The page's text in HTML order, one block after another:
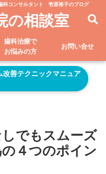
科コンサルタント 壱原裕子のブログ
の相談室
歯科治療で
お悩みの方
お問い合せ
善テクニックマニュア
でもスムーズ
４つのポイン